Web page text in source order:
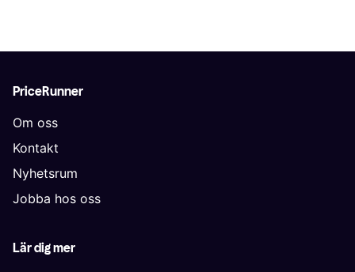
PriceRunner
Om oss
Kontakt
Nyhetsrum
Jobba hos oss
Lär dig mer